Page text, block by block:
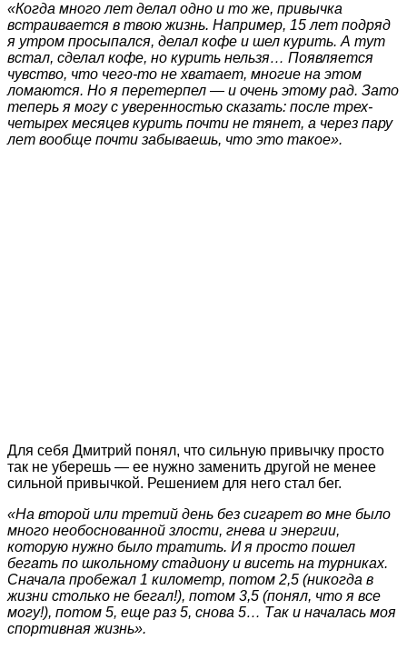
«Когда много лет делал одно и то же, привычка
встраивается в твою жизнь. Например, 15 лет подряд
я утром просыпался, делал кофе и шел курить. А тут
встал, сделал кофе, но курить нельзя… Появляется
чувство, что чего-то не хватает, многие на этом
ломаются. Но я перетерпел — и очень этому рад. Зато
теперь я могу с уверенностью сказать: после трех-
четырех месяцев курить почти не тянет, а через пару
лет вообще почти забываешь, что это такое».
Для себя Дмитрий понял, что сильную привычку просто
так не уберешь — ее нужно заменить другой не менее
сильной привычкой. Решением для него стал бег.
«На второй или третий день без сигарет во мне было
много необоснованной злости, гнева и энергии,
которую нужно было тратить. И я просто пошел
бегать по школьному стадиону и висеть на турниках.
Сначала пробежал 1 километр, потом 2,5 (никогда в
жизни столько не бегал!), потом 3,5 (понял, что я все
могу!), потом 5, еще раз 5, снова 5… Так и началась моя
спортивная жизнь».